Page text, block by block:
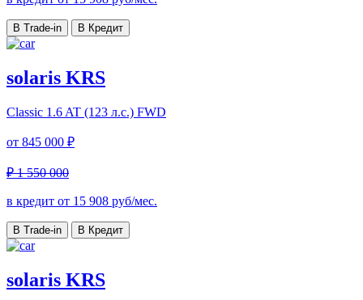
В Trade-in В Кредит
solaris KRS
Classic 1.6 AT (123 л.с.) FWD
от 845 000 ₽
₽ 1 550 000
в кредит от 15 908 руб/мес.
В Trade-in В Кредит
solaris KRS